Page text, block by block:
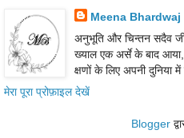
Meena Bhardwaj
अनुभूति और चिन्तन सदैव
ख्याल एक अर्से के बाद
क्षणों के लिए अपनी दुनिया
मेरा पूरा प्रोफ़ाइल देखें
Blogger